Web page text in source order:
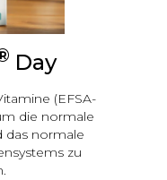
Day
(EFSA-
die normale
das normale
zu